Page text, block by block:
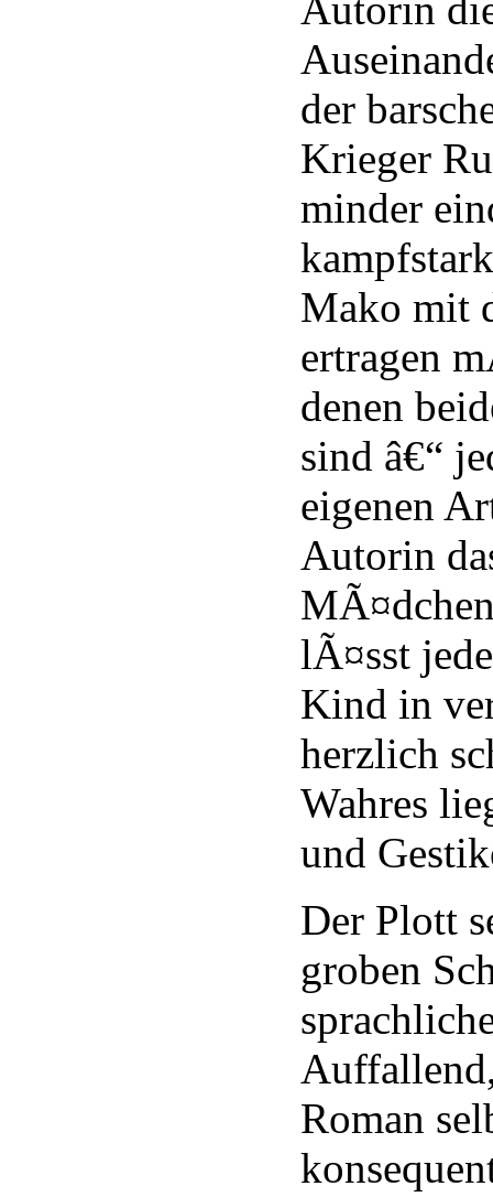
Autorin
der
Krieger
minder
Mako mit
ertragen
denen
sind â€“
eigenen
Autorin
lÃ¤sst
Kind in
herzlich
Wahres
und
Der Plott
groben
Roman